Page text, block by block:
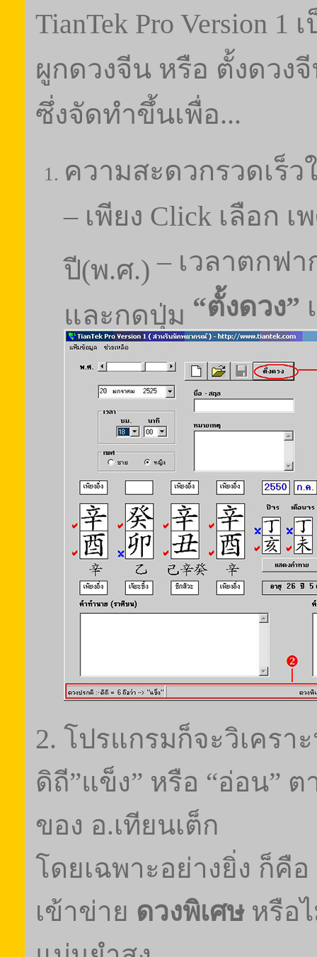
TianTek Pro Version 1
ผูกดวงจีน หรือ ตั้งดวง
ซึ่งจัดทำขึ้นเพื่อ...
ความสะดวกรวดเร็ว
– เพียง Click เลือก เ
ปี(พ.ศ.)– เวลาตกฟา
และกดปุ่ม “ตั้งดวง”
2. โปรแกรมก็จะวิเครา
ดิถี”แข็ง” หรือ “อ่อน” ต
ของ อ.เทียนเต็ก
โดยเฉพาะอย่างยิ่ง ก็คือ
เข้าข่าย ดวงพิเศษหรือ